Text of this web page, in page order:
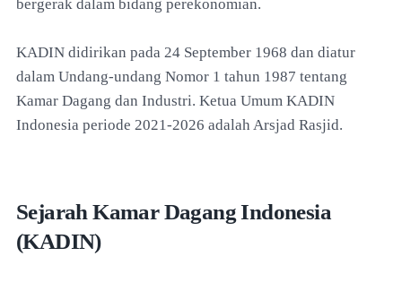
bergerak dalam bidang perekonomian.
KADIN didirikan pada 24 September 1968 dan diatur
dalam Undang-undang Nomor 1 tahun 1987 tentang
Kamar Dagang dan Industri. Ketua Umum KADIN
Indonesia periode 2021-2026 adalah Arsjad Rasjid.
Sejarah Kamar Dagang Indonesia
(KADIN)